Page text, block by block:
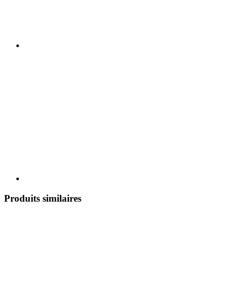
Produits similaires